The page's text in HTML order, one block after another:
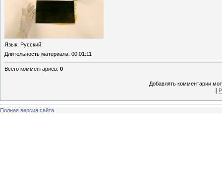
Язык: Русский
Длительность материала: 00:01:11
Всего комментариев: 0
Добавлять комментарии
[
Полная версия сайта